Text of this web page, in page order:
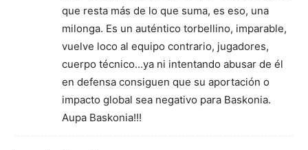
que resta más de lo que suma, es eso, una
milonga. Es un auténtico torbellino, imparable,
vuelve loco al equipo contrario, jugadores,
cuerpo técnico…ya ni intentando abusar de él
en defensa consiguen que su aportación o
impacto global sea negativo para Baskonia.
Aupa Baskonia!!!